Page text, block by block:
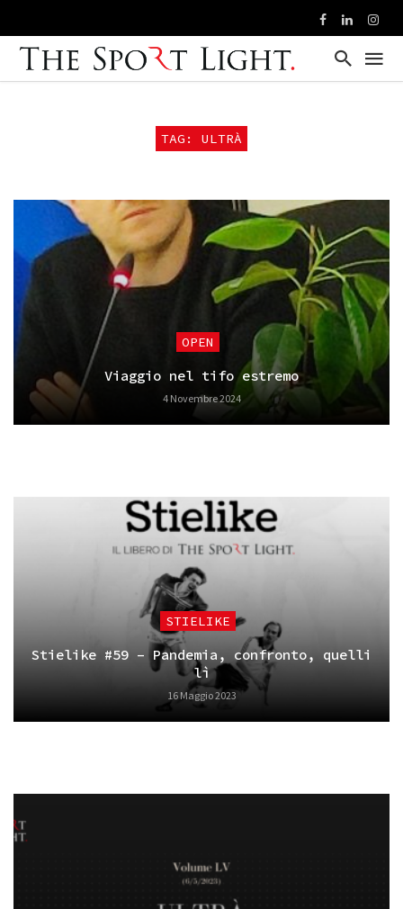
TAG: ULTRÀ
OPEN
Viaggio nel tifo estremo
4 Novembre 2024
STIELIKE
Stielike #59 – Pandemia, confronto, quelli
lì
16 Maggio 2023